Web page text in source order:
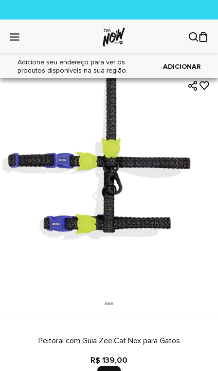
Adicione seu endereço para ver os
produtos disponíveis na sua região.
ADICIONAR
Home|Gatos|Acessórios
Peitoral com Guia Zee.Cat Nox para Gatos
R$ 139,00